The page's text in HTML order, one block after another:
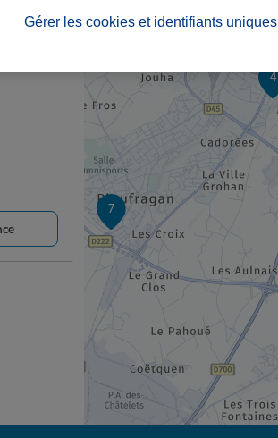
7
4
Gérer les cookies et identifiants uniques